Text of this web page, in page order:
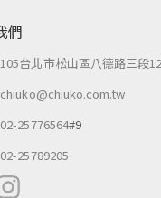
們
105台北市松山區八德路三段
chiuko@chiuko.com.tw
02-25776564#9
02-25789205